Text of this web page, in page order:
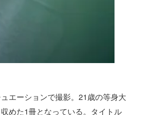
エーションで撮影。21歳の等身大
めた1冊となっている。タイトル